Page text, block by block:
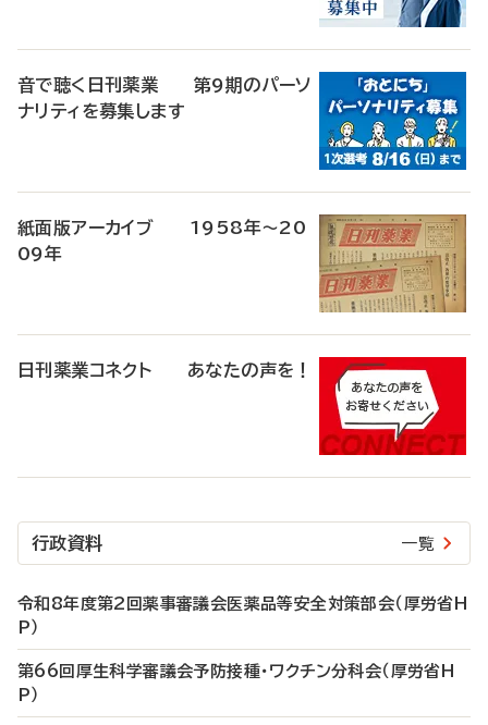
音で聴く日刊薬業 第9期のパーソ
ナリティを募集します
紙面版アーカイブ 1958年～20
09年
日刊薬業コネクト あなたの声を！
行政資料 一覧
令和8年度第2回薬事審議会医薬品等安全対策部会（厚労省H
P）
第66回厚生科学審議会予防接種・ワクチン分科会（厚労省H
P）